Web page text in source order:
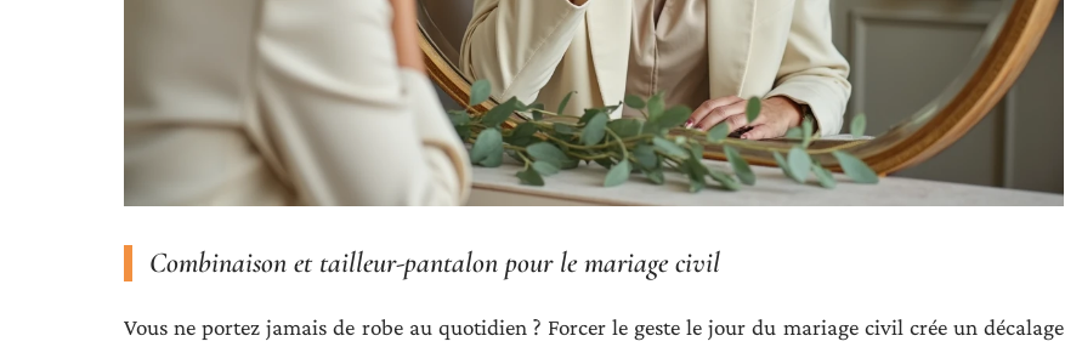
Combinaison et tailleur-pantalon pour le mariage civil
Vous ne portez jamais de robe au quotidien ? Forcer le geste le jour du mariage civil crée un décalage